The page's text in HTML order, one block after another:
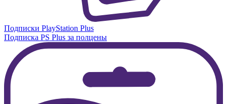
Подписки PlayStation Plus
Подписка PS Plus за полцены